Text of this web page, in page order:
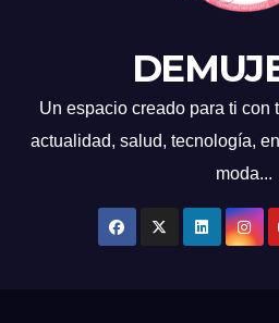
Un espacio creado para ti con
actualidad, salud, tecnología,
moda...